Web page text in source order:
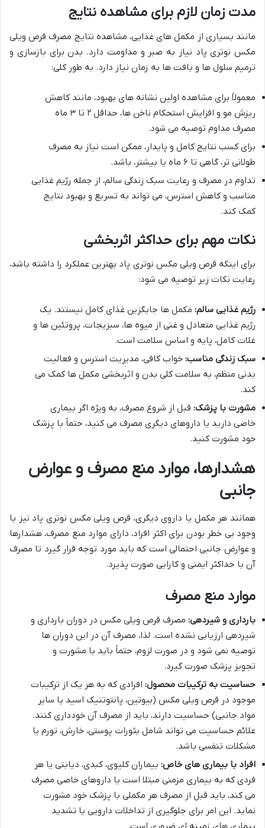
مدت زمان لازم برای مشاهده نتایج
مانند بسیاری از مکمل های غذایی، مشاهده نتایج مصرف قرص ویلی
مکس نوتری پاد نیاز به صبر و مداومت دارد. بدن برای بازسازی و
ترمیم سلول ها و بافت ها به زمان نیاز دارد. به طور کلی:
معمولاً برای مشاهده اولین نشانه های بهبود، مانند کاهش
ریزش مو و افزایش استحکام ناخن ها، حداقل ۲ تا ۳ ماه
مصرف مداوم توصیه می شود.
برای کسب نتایج کامل و پایدار، ممکن است نیاز به مصرف
طولانی تر، گاهی تا ۶ ماه یا بیشتر، باشد.
تداوم در مصرف و رعایت سبک زندگی سالم، از جمله رژیم غذایی
مناسب و کاهش استرس، می تواند به تسریع و بهبود نتایج
کمک کند.
نکات مهم برای حداکثر اثربخشی
برای اینکه قرص ویلی مکس نوتری پاد بهترین عملکرد را داشته باشد،
رعایت نکات زیر توصیه می شود:
رژیم غذایی سالم: مکمل ها جایگزین غذای کامل نیستند. یک
رژیم غذایی متعادل و غنی از میوه ها، سبزیجات، پروتئین ها و
غلات کامل، پایه و اساس سلامت است.
سبک زندگی مناسب: خواب کافی، مدیریت استرس و فعالیت
بدنی منظم، به سلامت کلی بدن و اثربخشی مکمل ها کمک می
کند.
مشورت با پزشک: قبل از شروع مصرف، به ویژه اگر بیماری
خاصی دارید یا داروهای دیگری مصرف می کنید، حتماً با پزشک
خود مشورت کنید.
هشدارها، موارد منع مصرف و عوارض
جانبی
همانند هر مکمل یا داروی دیگری، قرص ویلی مکس نوتری پاد نیز با
وجود بی خطر بودن برای اکثر افراد، دارای موارد منع مصرف، هشدارها
و عوارض جانبی احتمالی است که باید مورد توجه قرار گیرد تا مصرف
آن با حداکثر ایمنی و کارایی صورت پذیرد.
موارد منع مصرف
بارداری و شیردهی: مصرف قرص ویلی مکس در دوران بارداری و
شیردهی ارزیابی نشده است. لذا، مصرف آن در این دوران ها
توصیه نمی شود و در صورت لزوم، حتماً باید با مشورت و
تجویز پزشک صورت گیرد.
حساسیت به ترکیبات محصول: افرادی که به هر یک از ترکیبات
موجود در قرص ویلی مکس (بیوتین، پانتوتنیک اسید یا سایر
مواد جانبی) حساسیت دارند، باید از مصرف آن خودداری کنند.
علائم حساسیت می تواند شامل بثورات پوستی، خارش، تورم یا
مشکلات تنفسی باشد.
افراد با بیماری های خاص: بیماران کلیوی، کبدی، دیابتی یا هر
فردی که به بیماری مزمنی مبتلا است یا داروهای خاصی مصرف
می کند، باید قبل از مصرف هر مکملی با پزشک خود مشورت
نماید. این امر برای جلوگیری از تداخلات دارویی یا تشدید